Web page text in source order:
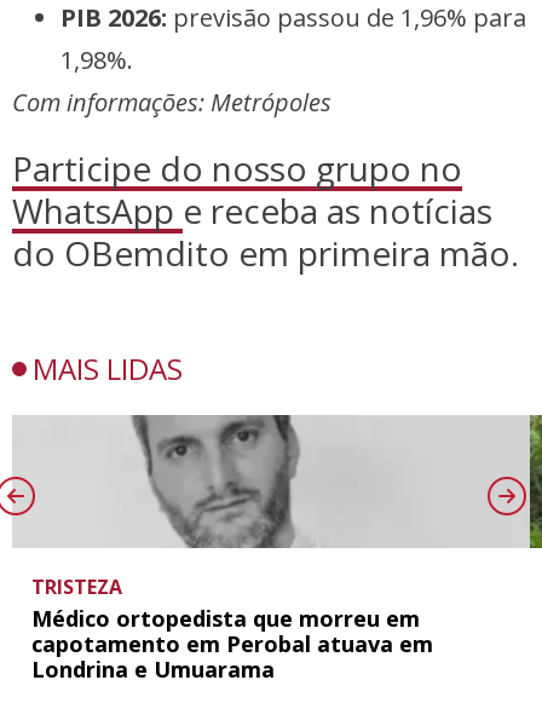
PIB 2026: previsão passou de 1,96% para
1,98%.
Com informações: Metrópoles
Participe do nosso grupo no
WhatsApp e receba as notícias
do OBemdito em primeira mão.
MAIS LIDAS
TRISTEZA
Médico ortopedista que morreu em
capotamento em Perobal atuava em
Londrina e Umuarama